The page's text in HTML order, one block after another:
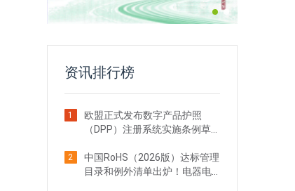
资讯排行榜
1
欧盟正式发布数字产品护照
（DPP）注册系统实施条例草
2
中国RoHS（2026版）达标管理
目录和例外清单出炉！电器电